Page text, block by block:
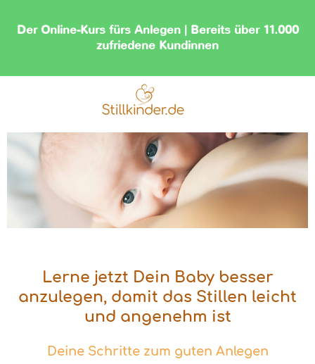
Der Online-Kurs fürs Anlegen | Bereits über 11.000
zufriedene Kundinnen
Lerne jetzt Dein Baby besser
anzulegen, damit das Stillen leicht
und angenehm ist
Deine Schritte zum guten Anlegen